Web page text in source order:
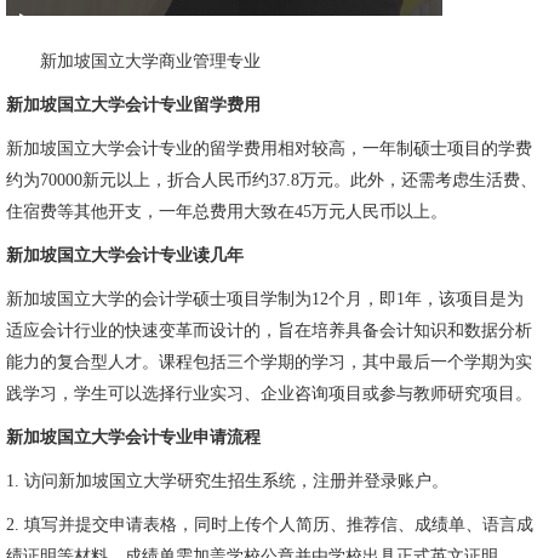
新加坡国立大学商业管理专业
新加坡国立大学会计专业留学费用
新加坡国立大学会计专业的留学费用相对较高，一年制硕士项目的学费
约为70000新元以上，折合人民币约37.8万元。此外，还需考虑生活费、
住宿费等其他开支，一年总费用大致在45万元人民币以上。
新加坡国立大学会计专业读几年
新加坡国立大学的会计学硕士项目学制为12个月，即1年，该项目是为
适应会计行业的快速变革而设计的，旨在培养具备会计知识和数据分析
能力的复合型人才。课程包括三个学期的学习，其中最后一个学期为实
践学习，学生可以选择行业实习、企业咨询项目或参与教师研究项目。
新加坡国立大学会计专业申请流程
1. 访问新加坡国立大学研究生招生系统，注册并登录账户。
2. 填写并提交申请表格，同时上传个人简历、推荐信、成绩单、语言成